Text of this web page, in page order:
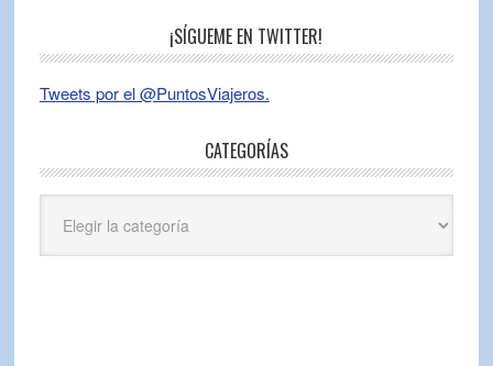
¡SÍGUEME EN TWITTER!
Tweets por el @PuntosViajeros.
CATEGORÍAS